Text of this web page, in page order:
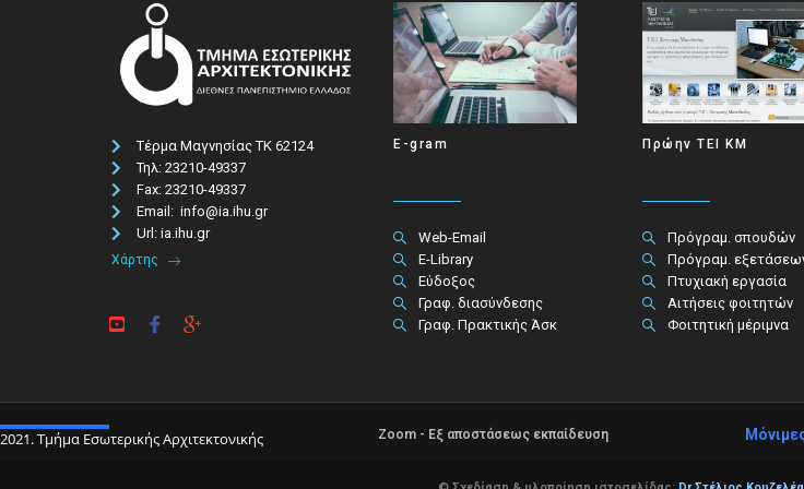
Τέρμα Μαγνησίας ΤΚ 62124
Τηλ: 23210-49337​
Fax: 23210-49337
Email: info@ia.ihu.gr
Url: ia.ihu.gr
Χάρτης
E-gram
Web-Email
E-Library
Εύδοξος
Γραφ. διασύνδεσης
Γραφ. Πρακτικής Άσκ
Πρώην ΤΕΙ ΚΜ
Πρόγραμ. σπουδών
Πρόγραμ.
Πτυχιακή εργασία
Αιτήσεις φοιτητών
Φοιτητική μέριμνα
2021. Τμήμα Εσωτερικής Αρχιτεκτονικής Zoom - Εξ αποστάσεως εκπαίδευση